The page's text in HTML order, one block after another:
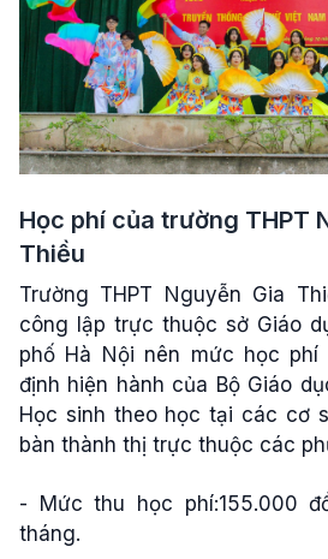
Học phí của trường THPT
Thiều
Trường THPT Nguyễn Gia
công lập trực thuộc sở Giáo
phố Hà Nội nên mức học
định hiện hành của Bộ Giáo
Học sinh theo học tại các cơ
bàn thành thị trực thuộc các
- Mức thu học phí:155.000
tháng.